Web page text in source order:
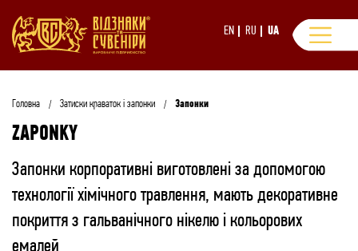
EN RU UA
Головна Затиски краваток і запонки Запонки
ZAPONKY
Запонки корпоративні виготовлені за допомогою
технології хімічного травлення, мають декоративне
покриття з гальванічного нікелю і кольорових
емалей